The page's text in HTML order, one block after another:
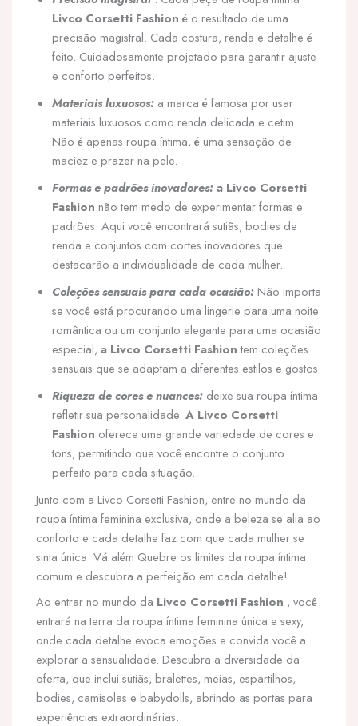
Livco Corsetti Fashion é o resultado de uma
precisão magistral. Cada costura, renda e detalhe é
feito. Cuidadosamente projetado para garantir ajuste
e conforto perfeitos.
Materiais luxuosos: a marca é famosa por usar
materiais luxuosos como renda delicada e cetim.
Não é apenas roupa íntima, é uma sensação de
maciez e prazer na pele.
Formas e padrões inovadores:a Livco Corsetti
Fashion não tem medo de experimentar formas e
padrões. Aqui você encontrará sutiãs, bodies de
renda e conjuntos com cortes inovadores que
destacarão a individualidade de cada mulher.
Coleções sensuais para cada ocasião: Não importa
se você está procurando uma lingerie para uma noite
romântica ou um conjunto elegante para uma ocasião
especial, a Livco Corsetti Fashiontem coleções
sensuais que se adaptam a diferentes estilos e gostos.
Riqueza de cores e nuances: deixe sua roupa íntima
refletir sua personalidade. A Livco Corsetti
Fashion oferece uma grande variedade de cores e
tons, permitindo que você encontre o conjunto
perfeito para cada situação.
Junto com a Livco Corsetti Fashion, entre no mundo da
roupa íntima feminina exclusiva, onde a beleza se alia ao
conforto e cada detalhe faz com que cada mulher se
sinta única. Vá além Quebre os limites da roupa íntima
comum e descubra a perfeição em cada detalhe!
Ao entrar no mundo da Livco Corsetti Fashion , você
entrará na terra da roupa íntima feminina única e sexy,
onde cada detalhe evoca emoções e convida você a
explorar a sensualidade. Descubra a diversidade da
oferta, que inclui sutiãs, bralettes, meias, espartilhos,
bodies, camisolas e babydolls, abrindo as portas para
experiências extraordinárias.